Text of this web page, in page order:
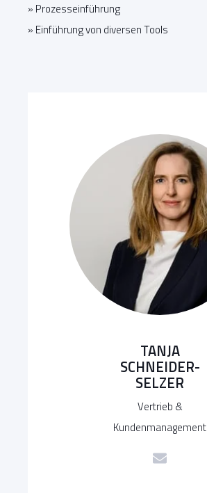
» Prozesseinführung
» Einführung von diversen Tools
TANJA
SCHNEIDER-
SELZER
Vertrieb &
Kundenmanagement